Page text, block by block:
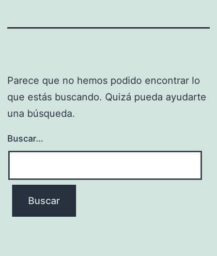
Parece que no hemos podido encontrar lo
que estás buscando. Quizá pueda ayudarte
una búsqueda.
Buscar...